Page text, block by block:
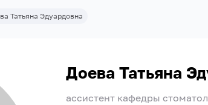
Татьяна Эдуардовна
Доева Татьяна
ассистент кафедры